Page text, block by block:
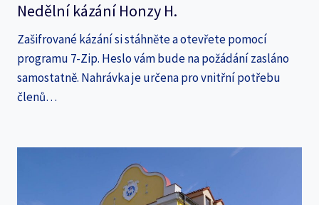
Nedělní kázání Honzy H.
Zašifrované kázání si stáhněte a otevřete pomocí
programu 7-Zip. Heslo vám bude na požádání zasláno
samostatně. Nahrávka je určena pro vnitřní potřebu
členů…